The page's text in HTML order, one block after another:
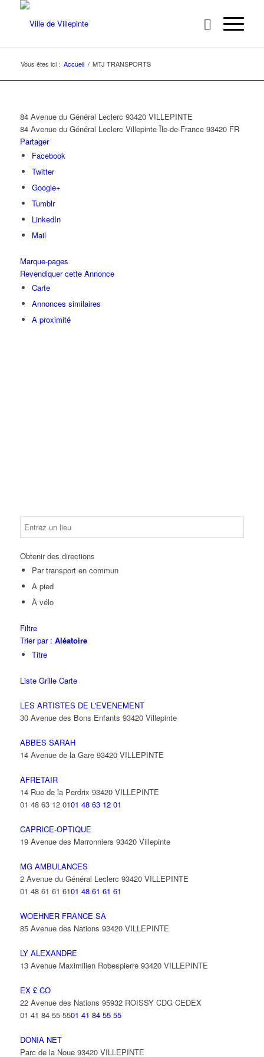
Vous êtes ici : Accueil / MTJ TRANSPORTS
84 Avenue du Général Leclerc 93420 VILLEPINTE
84 Avenue du Général Leclerc Villepinte Île-de-France 93420 FR
Partager
Facebook
Twitter
Google+
Tumblr
LinkedIn
Mail
Marque-pages
Revendiquer cette Annonce
Carte
Annonces similaires
A proximité
Obtenir des directions
Par transport en commun
A pied
À vélo
Filtre
Trier par : Aléatoire
Titre
Liste Grille Carte
LES ARTISTES DE L'EVENEMENT
30 Avenue des Bons Enfants 93420 Villepinte
ABBES SARAH
14 Avenue de la Gare 93420 VILLEPINTE
AFRETAIR
14 Rue de la Perdrix 93420 VILLEPINTE
01 48 63 12 0101 48 63 12 01
CAPRICE-OPTIQUE
19 Avenue des Marronniers 93420 Villepinte
MG AMBULANCES
2 Avenue du Général Leclerc 93420 VILLEPINTE
01 48 61 61 6101 48 61 61 61
WOEHNER FRANCE SA
85 Avenue des Nations 93420 VILLEPINTE
LY ALEXANDRE
13 Avenue Maximilien Robespierre 93420 VILLEPINTE
EX £ CO
22 Avenue des Nations 95932 ROISSY CDG CEDEX
01 41 84 55 5501 41 84 55 55
DONIA NET
Parc de la Noue 93420 VILLEPINTE